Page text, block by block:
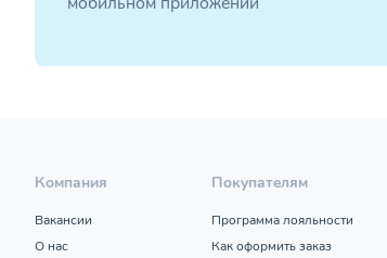
Компания
Вакансии
О нас
Покупателям
Программа лояльности
Как оформить заказ